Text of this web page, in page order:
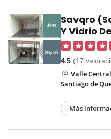
Savqro
Y Vidrio
4.5 (17
Valle
Santiago de
Más